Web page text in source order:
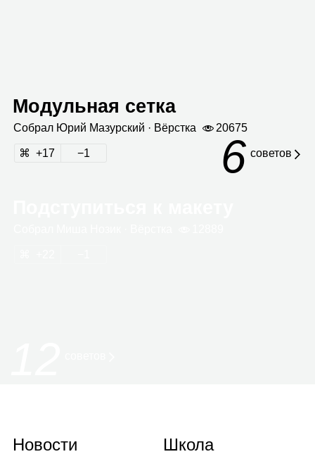
Модульная сетка
Собрал Юрий Мазур­ский · Вёрстка 20675
17 1 6 сове­тов
Новости
Школа